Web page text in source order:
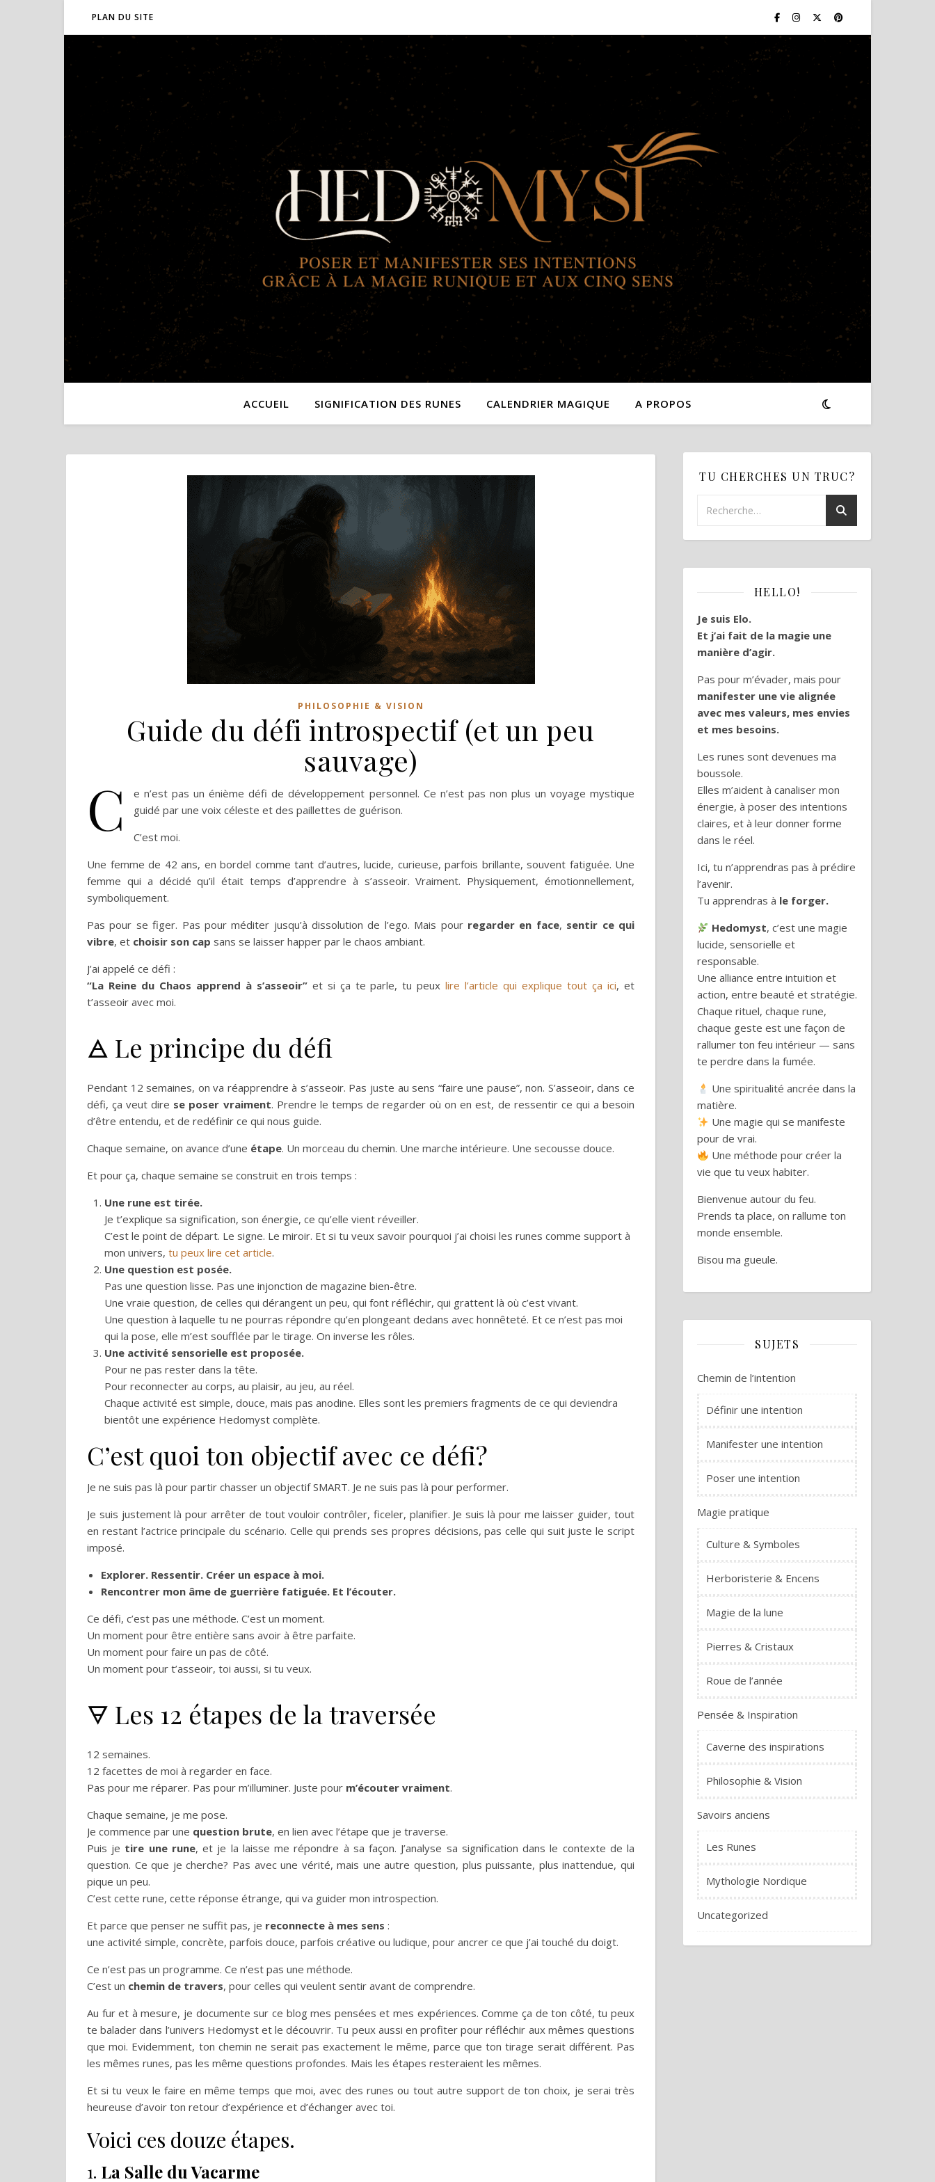
PLAN DU SITE
ACCUEIL SIGNIFICATION DES RUNES CALENDRIER MAGIQUE A PROPOS
PHILOSOPHIE & VISION
Guide du défi introspectif (et un peu
sauvage)
C
e n’est pas un énième défi de développement personnel. Ce n’est pas non plus un voyage mystique
guidé par une voix céleste et des paillettes de guérison.
C’est moi.
Une femme de 42 ans, en bordel comme tant d’autres, lucide, curieuse, parfois brillante, souvent fatiguée. Une
femme qui a décidé qu’il était temps d’apprendre à s’asseoir. Vraiment. Physiquement, émotionnellement,
symboliquement.
Pas pour se figer. Pas pour méditer jusqu’à dissolution de l’ego. Mais pour regarder en face, sentir ce qui
vibre, et choisir son cap sans se laisser happer par le chaos ambiant.
J’ai appelé ce défi :
“La Reine du Chaos apprend à s’asseoir”et si ça te parle, tu peuxlire l’article qui explique tout ça ici, et
t’asseoir avec moi.
🜁 Le principe du défi
Pendant 12 semaines, on va réapprendre à s’asseoir. Pas juste au sens “faire une pause”, non. S’asseoir, dans ce
défi, ça veut dire se poser vraiment. Prendre le temps de regarder où on en est, de ressentir ce qui a besoin
d’être entendu, et de redéfinir ce qui nous guide.
Chaque semaine, on avance d’une étape. Un morceau du chemin. Une marche intérieure. Une secousse douce.
Et pour ça, chaque semaine se construit en trois temps :
Une rune est tirée.
Je t’explique sa signification, son énergie, ce qu’elle vient réveiller.
C’est le point de départ. Le signe. Le miroir. Et si tu veux savoir pourquoi j’ai choisi les runes comme support à
mon univers, tu peux lire cet article.
Une question est posée.
Pas une question lisse. Pas une injonction de magazine bien-être.
Une vraie question, de celles qui dérangent un peu, qui font réfléchir, qui grattent là où c’est vivant.
Une question à laquelle tu ne pourras répondre qu’en plongeant dedans avec honnêteté. Et ce n’est pas moi
qui la pose, elle m’est soufflée par le tirage. On inverse les rôles.
Une activité sensorielle est proposée.
Pour ne pas rester dans la tête.
Pour reconnecter au corps, au plaisir, au jeu, au réel.
Chaque activité est simple, douce, mais pas anodine. Elles sont les premiers fragments de ce qui deviendra
bientôt une expérience Hedomyst complète.
C’est quoi ton objectif avec ce défi?
Je ne suis pas là pour partir chasser un objectif SMART. Je ne suis pas là pour performer.
Je suis justement là pour arrêter de tout vouloir contrôler, ficeler, planifier. Je suis là pour me laisser guider, tout
en restant l’actrice principale du scénario. Celle qui prends ses propres décisions, pas celle qui suit juste le script
imposé.
Explorer. Ressentir. Créer un espace à moi.
Rencontrer mon âme de guerrière fatiguée. Et l’écouter.
Ce défi, c’est pas une méthode. C’est un moment.
Un moment pour être entière sans avoir à être parfaite.
Un moment pour faire un pas de côté.
Un moment pour t’asseoir, toi aussi, si tu veux.
🜃 Les 12 étapes de la traversée
12 semaines.
12 facettes de moi à regarder en face.
Pas pour me réparer. Pas pour m’illuminer. Juste pour m’écouter vraiment.
Chaque semaine, je me pose.
Je commence par une question brute, en lien avec l’étape que je traverse.
Puis je tire une rune, et je la laisse me répondre à sa façon. J’analyse sa signification dans le contexte de la
question. Ce que je cherche? Pas avec une vérité, mais une autre question, plus puissante, plus inattendue, qui
pique un peu.
C’est cette rune, cette réponse étrange, qui va guider mon introspection.
Et parce que penser ne suffit pas, je reconnecte à mes sens :
une activité simple, concrète, parfois douce, parfois créative ou ludique, pour ancrer ce que j’ai touché du doigt.
Ce n’est pas un programme. Ce n’est pas une méthode.
C’est un chemin de travers, pour celles qui veulent sentir avant de comprendre.
Au fur et à mesure, je documente sur ce blog mes pensées et mes expériences. Comme ça de ton côté, tu peux
te balader dans l’univers Hedomyst et le découvrir. Tu peux aussi en profiter pour réfléchir aux mêmes questions
que moi. Evidemment, ton chemin ne serait pas exactement le même, parce que ton tirage serait différent. Pas
les mêmes runes, pas les même questions profondes. Mais les étapes resteraient les mêmes.
Et si tu veux le faire en même temps que moi, avec des runes ou tout autre support de ton choix, je serai très
heureuse d’avoir ton retour d’expérience et d’échanger avec toi.
Voici ces douze étapes.
1. La Salle du Vacarme
TU CHERCHES UN TRUC?
HELLO!
Je suis Elo.
Et j’ai fait de la magie une
manière d’agir.
Pas pour m’évader, mais pour
manifester une vie alignée
avec mes valeurs, mes envies
et mes besoins.
Les runes sont devenues ma
boussole.
Elles m’aident à canaliser mon
énergie, à poser des intentions
claires, et à leur donner forme
dans le réel.
Ici, tu n’apprendras pas à prédire
l’avenir.
Tu apprendras à le forger.
Hedomyst, c’est une magie
lucide, sensorielle et
responsable.
Une alliance entre intuition et
action, entre beauté et stratégie.
Chaque rituel, chaque rune,
chaque geste est une façon de
rallumer ton feu intérieur — sans
te perdre dans la fumée.
Une spiritualité ancrée dans la
matière.
Une magie qui se manifeste
pour de vrai.
Une méthode pour créer la
vie que tu veux habiter.
Bienvenue autour du feu.
Prends ta place, on rallume ton
monde ensemble.
Bisou ma gueule.
SUJETS
Chemin de l’intention
Définir une intention
Manifester une intention
Poser une intention
Magie pratique
Culture & Symboles
Herboristerie & Encens
Magie de la lune
Pierres & Cristaux
Roue de l’année
Pensée & Inspiration
Caverne des inspirations
Philosophie & Vision
Savoirs anciens
Les Runes
Mythologie Nordique
Uncategorized